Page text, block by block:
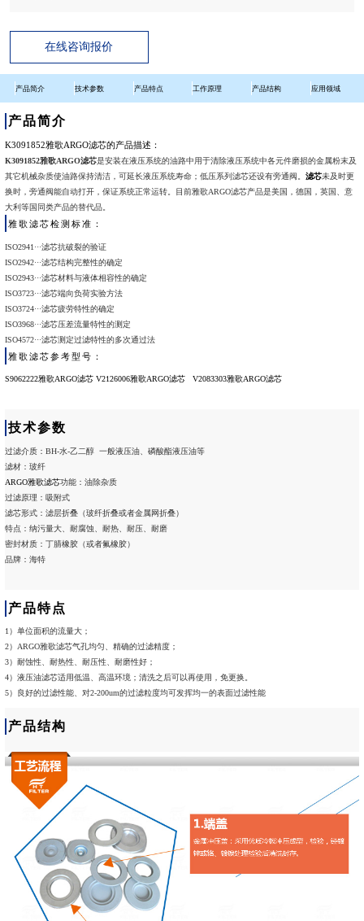
在线咨询报价
产品简介 技术参数 产品特点 工作原理 产品结构 应用领域
产品简介
K3091852雅歌ARGO滤芯的产品描述：
K3091852雅歌ARGO滤芯是安装在液压系统的油路中用于清除液压系统中各元件磨损的金属粉末及
其它机械杂质使油路保持清洁，可延长液压系统寿命；低压系列滤芯还设有旁通阀。 滤芯未及时更
换时，旁通阀能自动打开，保证系统正常运转。目前雅歌ARGO滤芯产品是美国，德国，英国、意
大利等国同类产品的替代品。
雅歌滤芯检测标准：
ISO2941···滤芯抗破裂的验证
ISO2942···滤芯结构完整性的确定
ISO2943···滤芯材料与液体相容性的确定
ISO3723···滤芯端向负荷实验方法
ISO3724···滤芯疲劳特性的确定
ISO3968···滤芯压差流量特性的测定
ISO4572···滤芯测定过滤特性的多次通过法
雅歌滤芯参考型号：
S9062222雅歌ARGO滤芯 V2126006雅歌ARGO滤芯 V2083303雅歌ARGO滤芯
技术参数
过滤介质：BH-水-乙二醇 一般液压油、磷酸酯液压油等
滤材：玻纤
ARGO雅歌滤芯功能：油除杂质
过滤原理：吸附式
滤芯形式：滤层折叠（玻纤折叠或者金属网折叠）
特点：纳污量大、耐腐蚀、耐热、耐压、耐磨
密封材质：丁腈橡胶（或者氟橡胶）
品牌：海特
产品特点
1）单位面积的流量大；
2）ARGO雅歌滤芯气孔均匀、精确的过滤精度；
3）耐蚀性、耐热性、耐压性、耐磨性好；
4）液压油滤芯适用低温、高温环境；清洗之后可以再使用，免更换。
5）良好的过滤性能、对2-200um的过滤粒度均可发挥均一的表面过滤性能
产品结构